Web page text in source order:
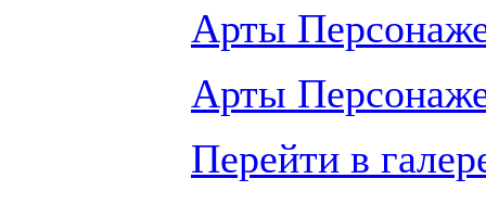
Арты
Арты
Перейти в